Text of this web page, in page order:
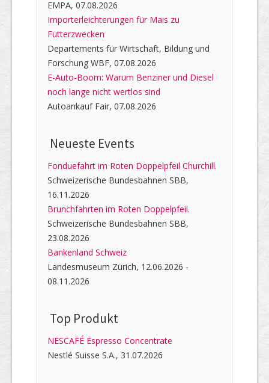
EMPA, 07.08.2026
Importerleichterungen für Mais zu
Futterzwecken
Departements für Wirtschaft, Bildung und
Forschung WBF, 07.08.2026
E-Auto-Boom: Warum Benziner und Diesel
noch lange nicht wertlos sind
Autoankauf Fair, 07.08.2026
Neueste Events
Fonduefahrt im Roten Doppelpfeil Churchill.
Schweizerische Bundesbahnen SBB,
16.11.2026
Brunchfahrten im Roten Doppelpfeil.
Schweizerische Bundesbahnen SBB,
23.08.2026
Bankenland Schweiz
Landesmuseum Zürich, 12.06.2026 -
08.11.2026
Top Produkt
NESCAFÉ Espresso Concentrate
Nestlé Suisse S.A., 31.07.2026